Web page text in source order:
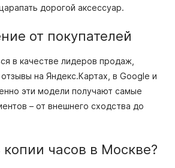
дорогой аксессуар.
от покупателей
в качестве лидеров продаж,
на Яндекс.Картах, в Google и
эти модели получают самые
– от внешнего сходства до
копии часов в Москве?